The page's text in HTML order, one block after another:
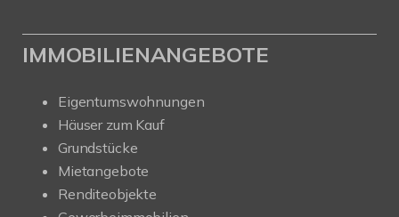
IMMOBILIENANGEBOTE
Eigentumswohnungen
Häuser zum Kauf
Grundstücke
Mietangebote
Renditeobjekte